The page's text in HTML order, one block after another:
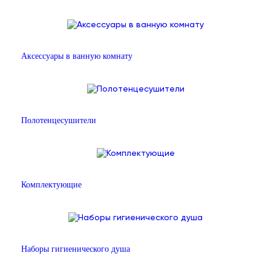
Аксессуары в ванную комнату
Полотенцесушители
Комплектующие
Наборы гигиенического душа